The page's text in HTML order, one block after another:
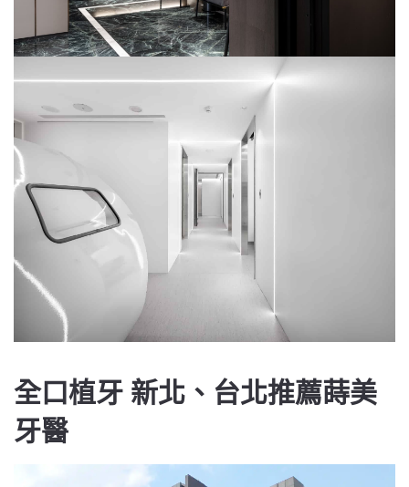
全口植牙 新北、台北推薦蒔美
牙醫0800-777-200